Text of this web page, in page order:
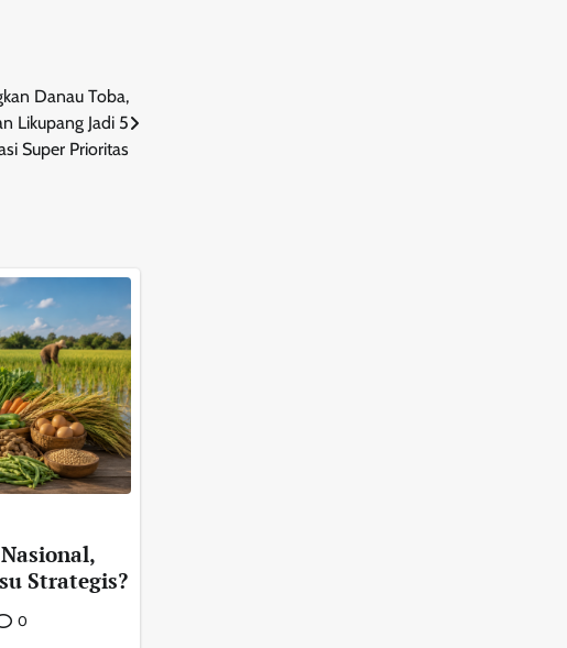
Danau Toba,
Likupang Jadi 5
Super Prioritas
Strategis?
0